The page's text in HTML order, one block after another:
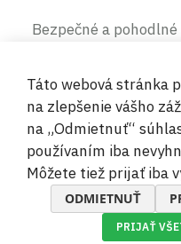
Bezpečné a
© 2019-
Táto webová stránka
na zlepšenie vášho
na „Odmietnuť“
používaním iba
Môžete tiež prijať iba
ODMIETNUŤ
PRIJAŤ